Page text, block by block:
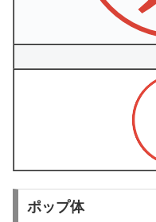
ポップ体